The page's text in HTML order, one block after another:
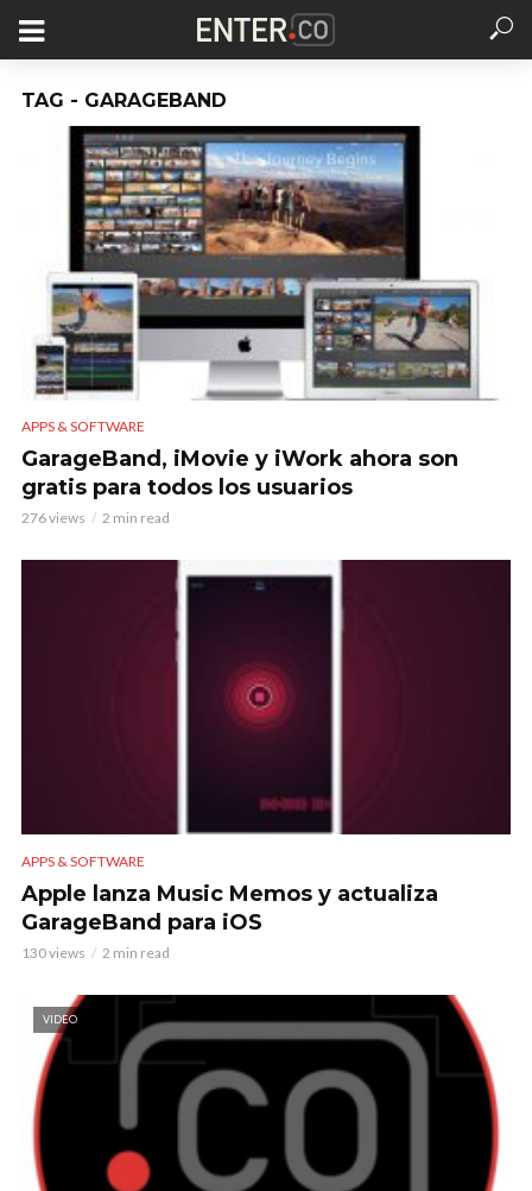
TAG - GARAGEBAND
APPS & SOFTWARE
GarageBand, iMovie y iWork ahora son
gratis para todos los usuarios
276 views 2 min read
APPS & SOFTWARE
Apple lanza Music Memos y actualiza
GarageBand para iOS
130 views 2 min read
VIDEO